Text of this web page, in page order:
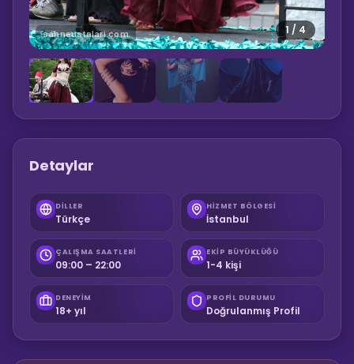
sahneustalari.com 1 / 4
Detaylar
DILLER
Türkçe
HIZMET BÖLGESI
İstanbul
ÇALIŞMA SAATLERI
09:00 – 22:00
EKIP BÜYÜKLÜĞÜ
1-4 kişi
DENEYIM
18+ yıl
PROFIL DURUMU
Doğrulanmış Profil